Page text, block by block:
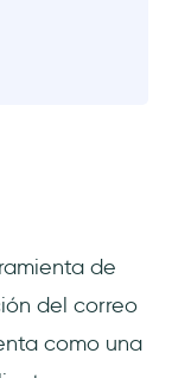
de
del correo
como una